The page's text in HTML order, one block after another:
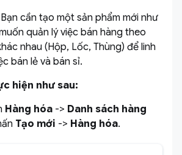
Bạn cần tạo một sản phẩm mới như
quản lý việc bán hàng theo
nhau (Hộp, Lốc, Thùng) để linh
bán lẻ và bán sỉ.
hiện như sau:
Hàng hóa -> Danh sách hàng
Tạo mới -> Hàng hóa.